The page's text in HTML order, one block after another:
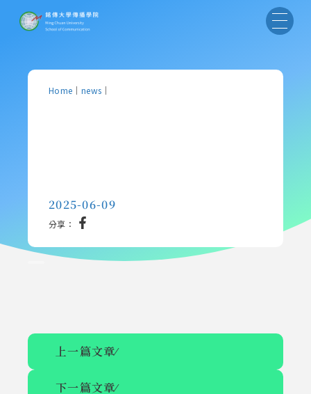
Home ｜ news ｜
2025-06-09
分享：
上一篇文章⁄
下一篇文章⁄